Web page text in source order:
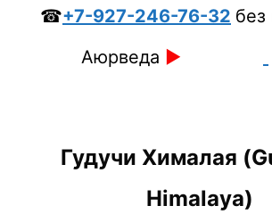
☎+7-927-246-76-32
Аюрведа ►
Гудучи Хималая
Himalaya)